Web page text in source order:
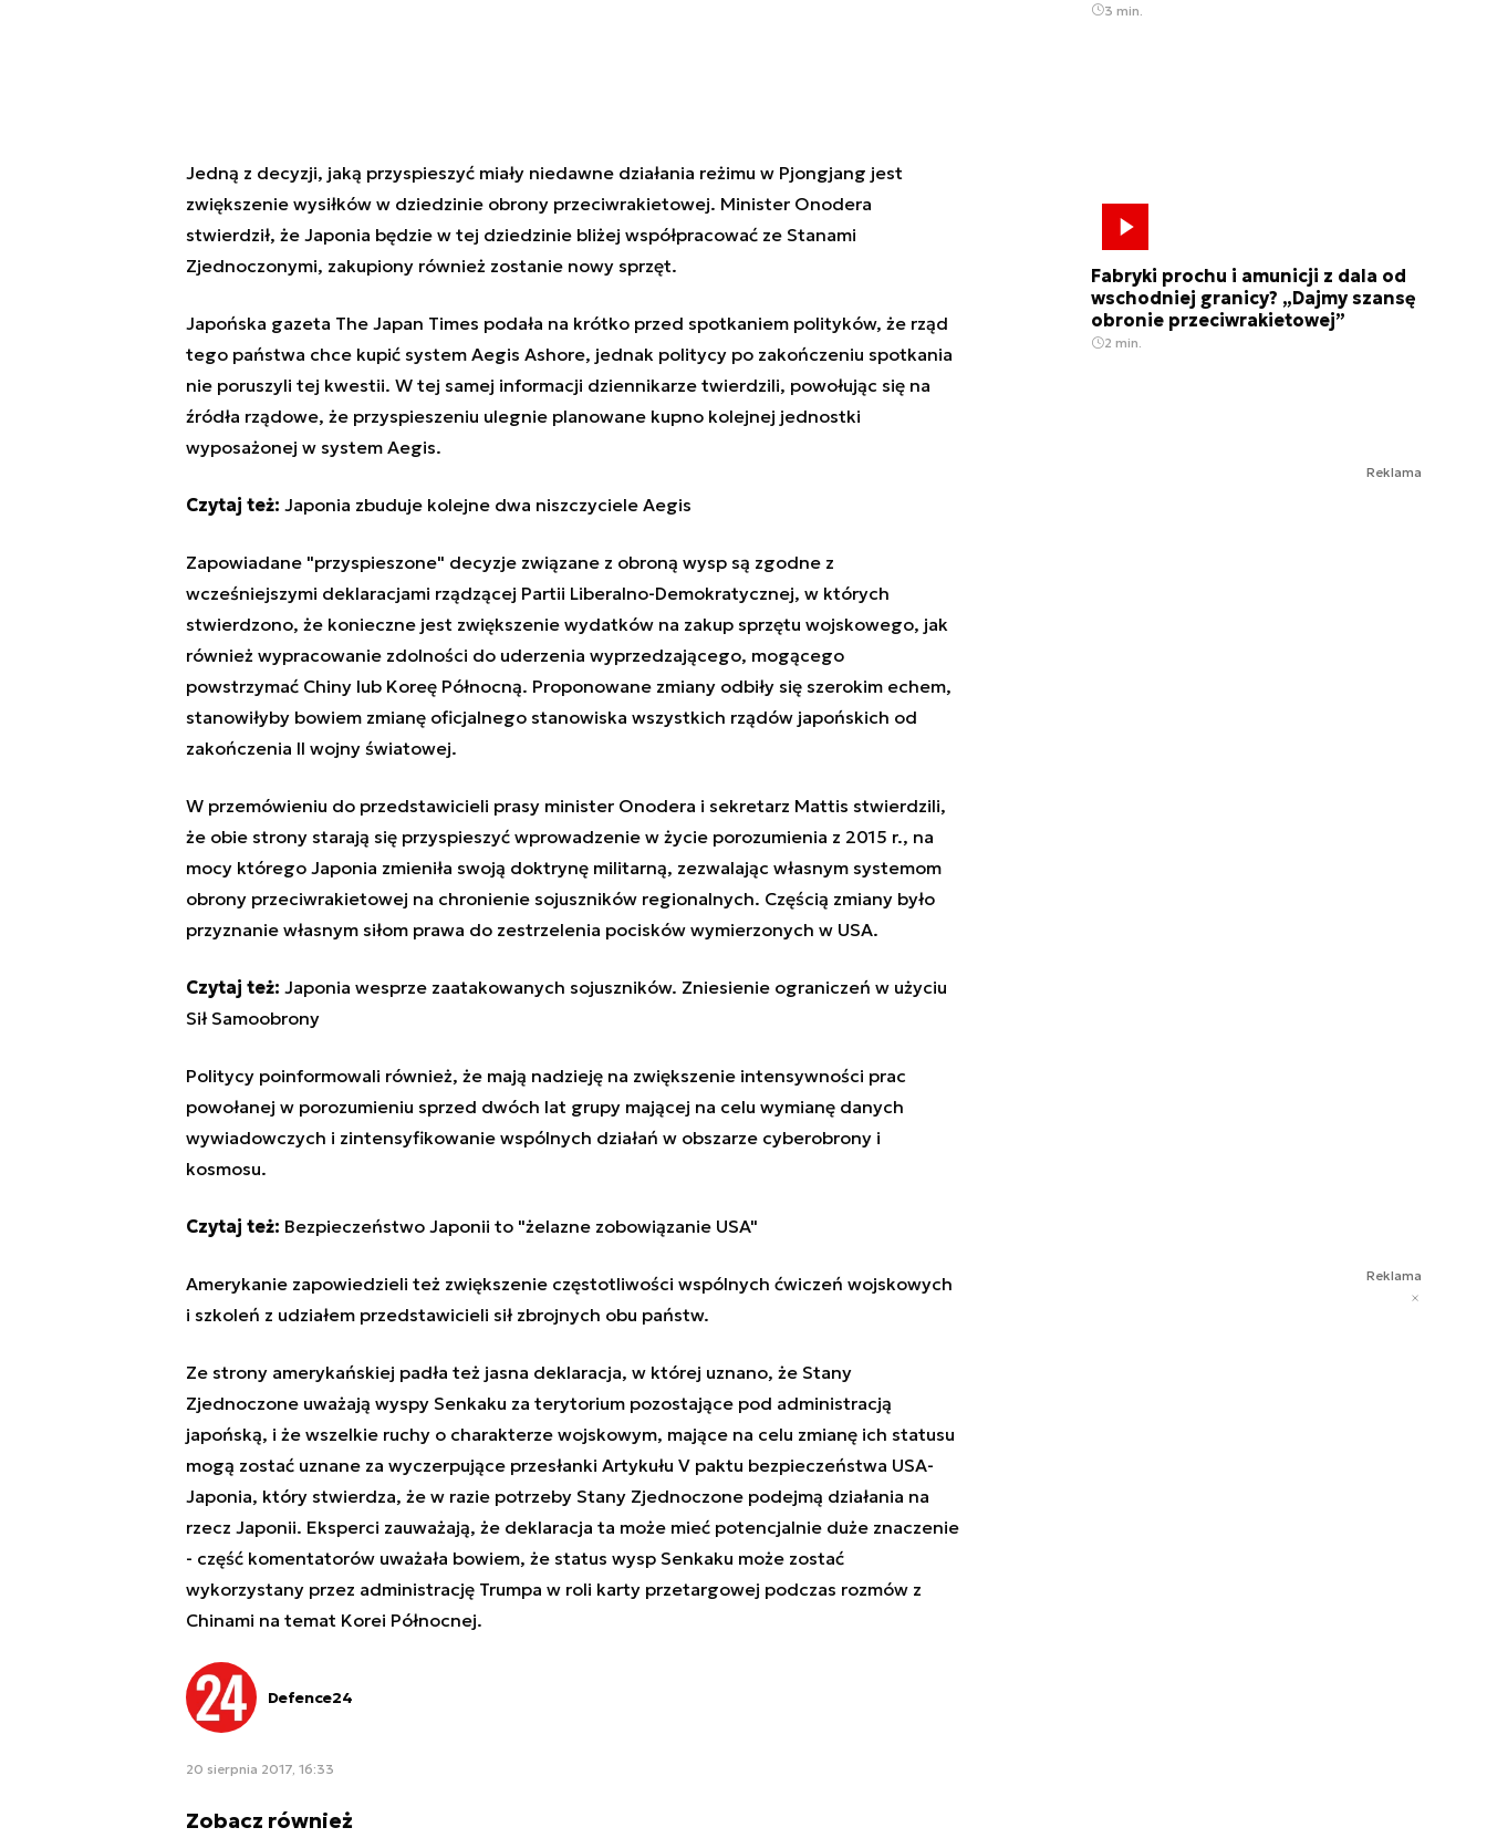
Jedną z decyzji, jaką przyspieszyć miały niedawne działania reżimu w Pjongjang jest
zwiększenie wysiłków w dziedzinie obrony przeciwrakietowej. Minister Onodera
stwierdził, że Japonia będzie w tej dziedzinie bliżej współpracować ze Stanami
Zjednoczonymi, zakupiony również zostanie nowy sprzęt.
Japońska gazeta The Japan Times podała na krótko przed spotkaniem polityków, że rząd
tego państwa chce kupić system Aegis Ashore, jednak politycy po zakończeniu spotkania
nie poruszyli tej kwestii. W tej samej informacji dziennikarze twierdzili, powołując się na
źródła rządowe, że przyspieszeniu ulegnie planowane kupno kolejnej jednostki
wyposażonej w system Aegis.
Czytaj też: Japonia zbuduje kolejne dwa niszczyciele Aegis
Zapowiadane "przyspieszone" decyzje związane z obroną wysp są zgodne z
wcześniejszymi deklaracjami rządzącej Partii Liberalno-Demokratycznej, w których
stwierdzono, że konieczne jest zwiększenie wydatków na zakup sprzętu wojskowego, jak
również wypracowanie zdolności do uderzenia wyprzedzającego, mogącego
powstrzymać Chiny lub Koreę Północną. Proponowane zmiany odbiły się szerokim echem,
stanowiłyby bowiem zmianę oficjalnego stanowiska wszystkich rządów japońskich od
zakończenia II wojny światowej.
W przemówieniu do przedstawicieli prasy minister Onodera i sekretarz Mattis stwierdzili,
że obie strony starają się przyspieszyć wprowadzenie w życie porozumienia z 2015 r., na
mocy którego Japonia zmieniła swoją doktrynę militarną, zezwalając własnym systemom
obrony przeciwrakietowej na chronienie sojuszników regionalnych. Częścią zmiany było
przyznanie własnym siłom prawa do zestrzelenia pocisków wymierzonych w USA.
Czytaj też: Japonia wesprze zaatakowanych sojuszników. Zniesienie ograniczeń w użyciu
Sił Samoobrony
Politycy poinformowali również, że mają nadzieję na zwiększenie intensywności prac
powołanej w porozumieniu sprzed dwóch lat grupy mającej na celu wymianę danych
wywiadowczych i zintensyfikowanie wspólnych działań w obszarze cyberobrony i
kosmosu.
Czytaj też: Bezpieczeństwo Japonii to "żelazne zobowiązanie USA"
Amerykanie zapowiedzieli też zwiększenie częstotliwości wspólnych ćwiczeń wojskowych
i szkoleń z udziałem przedstawicieli sił zbrojnych obu państw.
Ze strony amerykańskiej padła też jasna deklaracja, w której uznano, że Stany
Zjednoczone uważają wyspy Senkaku za terytorium pozostające pod administracją
japońską, i że wszelkie ruchy o charakterze wojskowym, mające na celu zmianę ich statusu
mogą zostać uznane za wyczerpujące przesłanki Artykułu V paktu bezpieczeństwa USA-
Japonia, który stwierdza, że w razie potrzeby Stany Zjednoczone podejmą działania na
rzecz Japonii. Eksperci zauważają, że deklaracja ta może mieć potencjalnie duże znaczenie
- część komentatorów uważała bowiem, że status wysp Senkaku może zostać
wykorzystany przez administrację Trumpa w roli karty przetargowej podczas rozmów z
Chinami na temat Korei Północnej.
Defence24
20 sierpnia 2017, 16:33
Zobacz również
3 min.
Fabryki prochu i amunicji z dala od
wschodniej granicy? „Dajmy szansę
obronie przeciwrakietowej”
2 min.
Reklama
Reklama